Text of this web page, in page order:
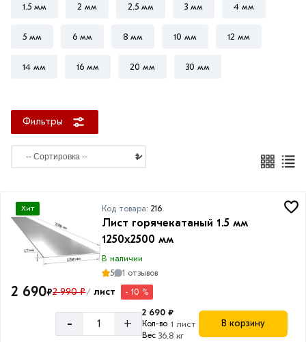
1.5 мм 2 мм 2.5 мм 3 мм 4 мм
5 мм 6 мм 8 мм 10 мм 12 мм
14 мм 16 мм 20 мм 30 мм
Фильтры
Ширина
1000
1500
мм
Толщина
0.35
мм
мм
Хит Код товара: 216
Лист горячекатаный 1.5 мм
1250х2500 мм
В наличии
5
1 отзывов
2 690₽2 990 ₽/ лист - 10 %
- +
2 690 ₽
Кол-во 1 лист
Вес 36.8 кг
В корзину